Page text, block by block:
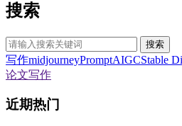
搜索
搜索
写作midjourneyPromptAIGCStable
论文写作
近期热门